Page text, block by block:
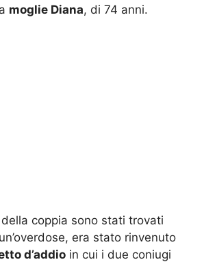
moglie Diana, di 74 anni.
coppia sono stati trovati
era stato rinvenuto
d’addio in cui i due coniugi